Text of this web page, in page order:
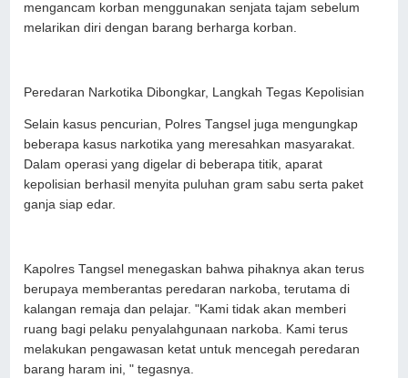
mengancam korban menggunakan senjata tajam sebelum
melarikan diri dengan barang berharga korban.
Peredaran Narkotika Dibongkar, Langkah Tegas Kepolisian
Selain kasus pencurian, Polres Tangsel juga mengungkap
beberapa kasus narkotika yang meresahkan masyarakat.
Dalam operasi yang digelar di beberapa titik, aparat
kepolisian berhasil menyita puluhan gram sabu serta paket
ganja siap edar.
Kapolres Tangsel menegaskan bahwa pihaknya akan terus
berupaya memberantas peredaran narkoba, terutama di
kalangan remaja dan pelajar. "Kami tidak akan memberi
ruang bagi pelaku penyalahgunaan narkoba. Kami terus
melakukan pengawasan ketat untuk mencegah peredaran
barang haram ini, " tegasnya.